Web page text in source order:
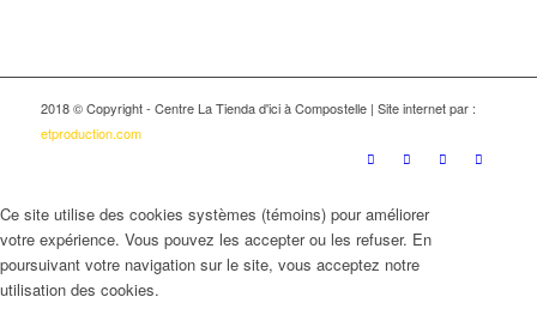
2018 © Copyright - Centre La Tienda d'ici à Compostelle | Site internet par :
etproduction.com
Ce site utilise des cookies systèmes (témoins) pour améliorer
votre expérience. Vous pouvez les accepter ou les refuser. En
poursuivant votre navigation sur le site, vous acceptez notre
utilisation des cookies.